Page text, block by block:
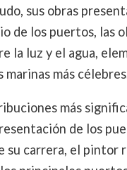
sus obras
de los puertos, las
la luz y el agua,
marinas más
más
de los
su carrera, el pintor